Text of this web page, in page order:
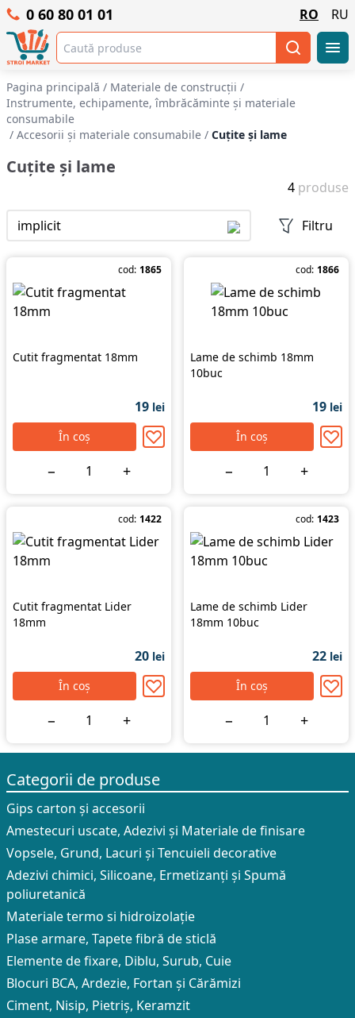
0 60 80 01 01 RO RU
Pagina principală / Materiale de construcții /
Instrumente, echipamente, îmbrăcăminte și materiale
consumabile
/ Accesorii și materiale consumabile / Cuțite și lame
Cuțite și lame
4 produse
implicit Filtru
cod: 1865
Cutit fragmentat 18mm
19 lei
În coș
− +
cod: 1866
Lame de schimb 18mm
10buc
19 lei
În coș
− +
cod: 1422
Cutit fragmentat Lider
18mm
20 lei
În coș
− +
cod: 1423
Lame de schimb Lider
18mm 10buc
22 lei
În coș
− +
Categorii de produse
Gips carton și accesorii
Amestecuri uscate, Adezivi şi Materiale de finisare
Vopsele, Grund, Lacuri și Tencuieli decorative
Adezivi chimici, Silicoane, Ermetizanți și Spumă
poliuretanică
Materiale termo si hidroizolație
Plase armare, Tapete fibră de sticlă
Elemente de fixare, Diblu, Surub, Cuie
Blocuri BCA, Ardezie, Fortan și Cărămizi
Ciment, Nisip, Pietriș, Keramzit